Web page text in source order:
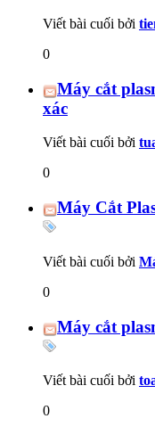
Viết bài cuối bởi
0
Máy cắt
xác
Viết bài cuối bởi
0
Máy Cắt
Viết bài cuối bởi
0
Máy cắt
Viết bài cuối bởi
0